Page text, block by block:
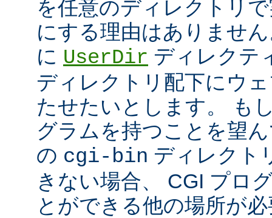
を任意のディレクトリ
にする理由はありませ
に UserDir ディレクテ
ディレクトリ配下にウ
たせたいとします。 も
グラムを持つことを望
の cgi-bin ディレクト
きない場合、 CGI プロ
とができる他の場所が